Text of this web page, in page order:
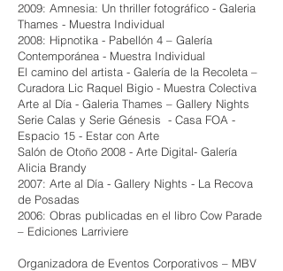
2009: Amnesia: Un thriller fotográfico - Galeria
Thames - Muestra Individual
2008: Hipnotika - Pabellón 4 – Galería
Contemporánea - Muestra Individual
El camino del artista - Galería de la Recoleta –
Curadora Lic Raquel Bigio - Muestra Colectiva
Arte al Día - Galeria Thames – Gallery Nights
Serie Calas y Serie Génesis - Casa FOA -
Espacio 15 - Estar con Arte
Salón de Otoño 2008 - Arte Digital- Galería
Alicia Brandy
2007: Arte al Día - Gallery Nights - La Recova
de Posadas
2006: Obras publicadas en el libro Cow Parade
– Ediciones Larriviere
Organizadora de Eventos Corporativos – MBV